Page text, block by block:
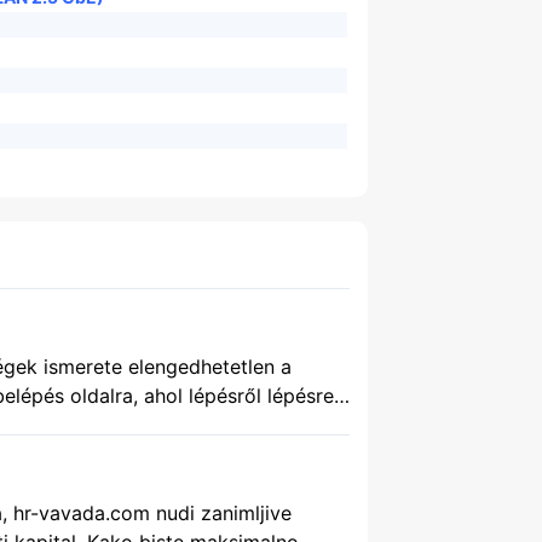
ismerete elengedhetetlen a
oldalra, ahol lépésről lépésre
hr-vavada.com nudi zanimljive